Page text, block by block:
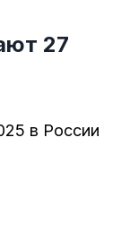
27
в России